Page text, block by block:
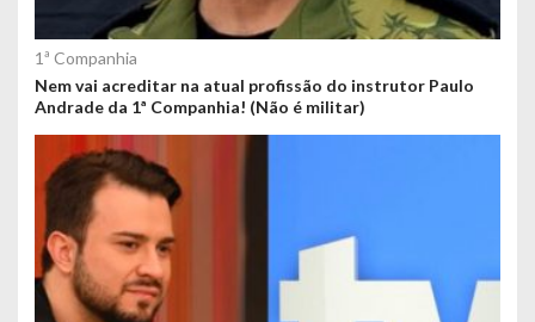
1ª Companhia
Nem vai acreditar na atual profissão do instrutor Paulo
Andrade da 1ª Companhia! (Não é militar)